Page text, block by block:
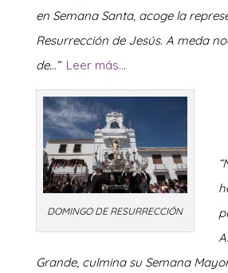
en Semana Santa, acoge la
Resurrección de Jesús. A meda
de…” Leer más...
DOMINGO DE RESURRECCIÓN
Grande, culmina su Semana Ma